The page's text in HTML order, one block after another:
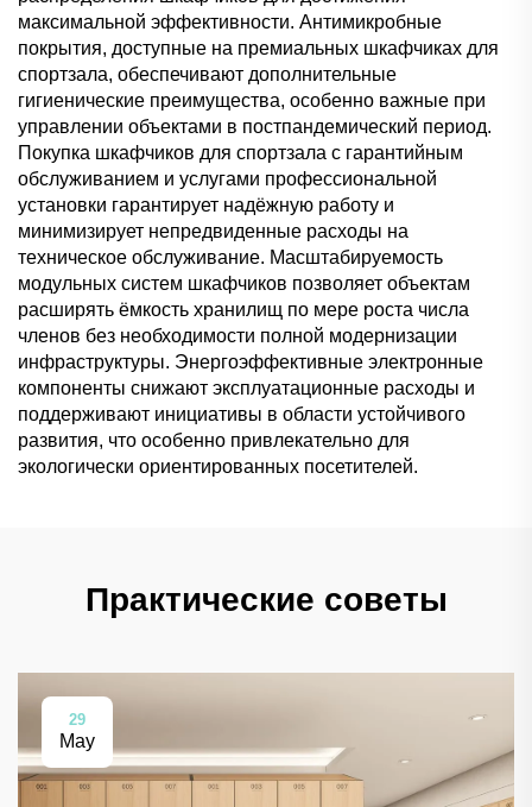
максимальной эффективности. Антимикробные
покрытия, доступные на премиальных шкафчиках для
спортзала, обеспечивают дополнительные
гигиенические преимущества, особенно важные при
управлении объектами в постпандемический период.
Покупка шкафчиков для спортзала с гарантийным
обслуживанием и услугами профессиональной
установки гарантирует надёжную работу и
минимизирует непредвиденные расходы на
техническое обслуживание. Масштабируемость
модульных систем шкафчиков позволяет объектам
расширять ёмкость хранилищ по мере роста числа
членов без необходимости полной модернизации
инфраструктуры. Энергоэффективные электронные
компоненты снижают эксплуатационные расходы и
поддерживают инициативы в области устойчивого
развития, что особенно привлекательно для
экологически ориентированных посетителей.
Практические советы
29
May